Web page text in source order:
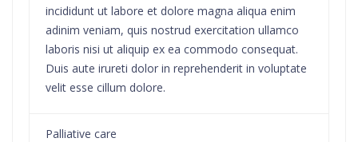
incididunt ut labore et dolore magna aliqua enim
adinim veniam, quis nostrud exercitation ullamco
laboris nisi ut aliquip ex ea commodo consequat.
Duis aute irureti dolor in reprehenderit in voluptate
velit esse cillum dolore.
Palliative care